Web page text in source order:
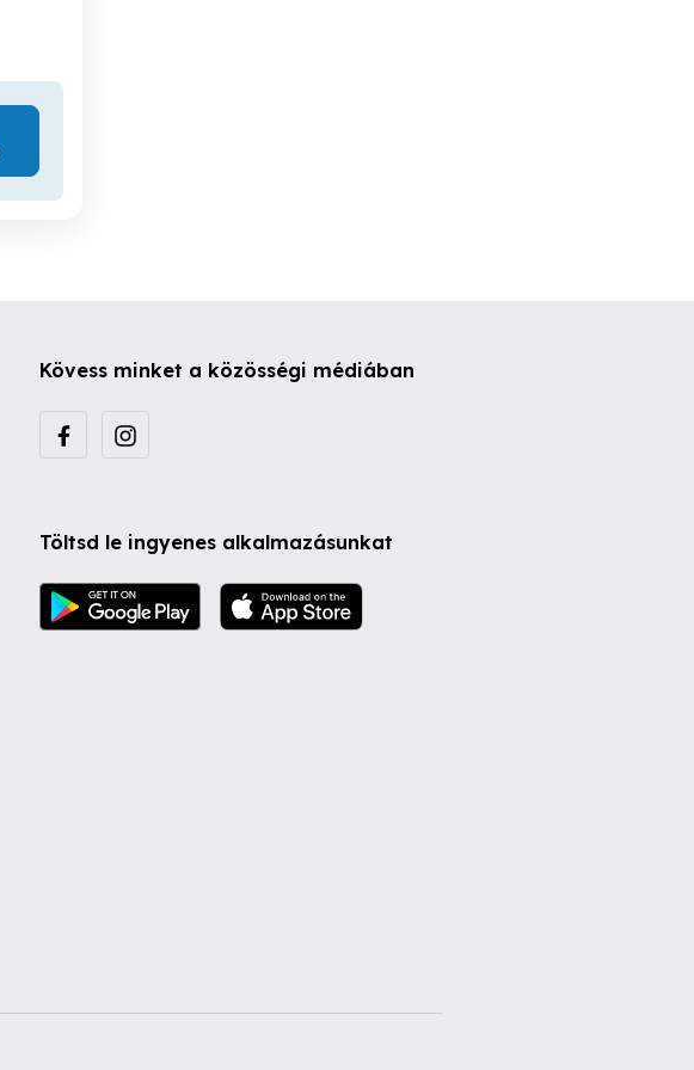
Kövess minket a közösségi médiában
Töltsd le ingyenes alkalmazásunkat